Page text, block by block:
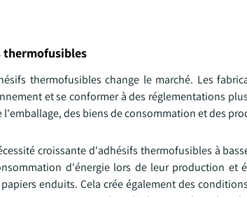
thermofusibles
thermofusibles change le marché. Les
et se conformer à des réglementations
l'emballage, des biens de consommation et des
croissante d'adhésifs thermofusibles à
d'énergie lors de leur production et
enduits. Cela crée également des